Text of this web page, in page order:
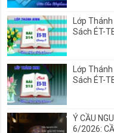
Lớp
Sách ÉT-
Lớp
Sách ÉT-
Ý CẦU
6/2026: